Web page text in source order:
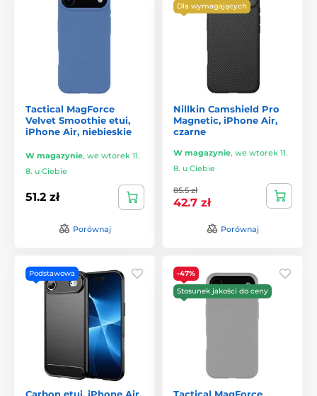
Tactical MagForce
Velvet Smoothie etui,
iPhone Air, niebieskie
W magazynie, we wtorek 11.
8. u Ciebie
51.2 zł
Porównaj
Dla wymagających
Nillkin Camshield Pro
Magnetic, iPhone Air,
czarne
W magazynie, we wtorek 11.
8. u Ciebie
85.5 zł
42.7 zł
Porównaj
Podstawowa
Carbon etui, iPhone Air,
-47%
Stosunek jakości do ceny
Tactical MagForce